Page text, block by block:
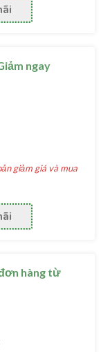
ngay
giảm giá và mua
hàng từ